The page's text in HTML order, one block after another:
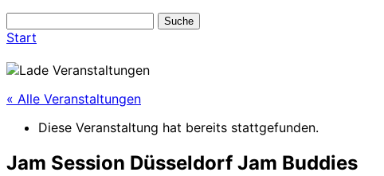
Start
« Alle Veranstaltungen
Diese Veranstaltung hat bereits stattgefunden.
Jam Session Düsseldorf Jam Buddies